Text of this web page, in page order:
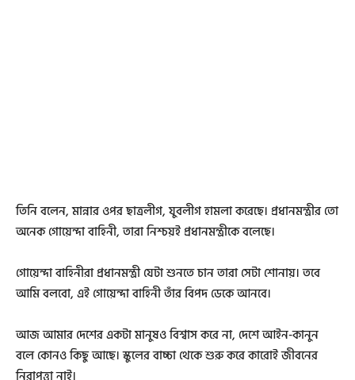
তিনি বলেন, মান্নার ওপর ছাত্রলীগ, যুবলীগ হামলা করেছে। প্রধানমন্ত্রীর তো
অনেক গোয়েন্দা বাহিনী, তারা নিশ্চয়ই প্রধানমন্ত্রীকে বলেছে।
গোয়েন্দা বাহিনীরা প্রধানমন্ত্রী যেটা শুনতে চান তারা সেটা শোনায়। তবে
আমি বলবো, এই গোয়েন্দা বাহিনী তাঁর বিপদ ডেকে আনবে।
আজ আমার দেশের একটা মানুষও বিশ্বাস করে না, দেশে আইন-কানুন
বলে কোনও কিছু আছে। স্কুলের বাচ্চা থেকে শুরু করে কারোই জীবনের